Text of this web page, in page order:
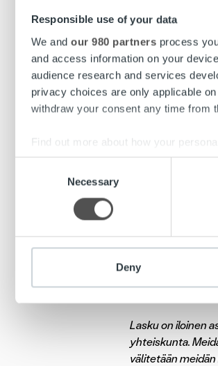
Responsible use of your data
We and our 980 partners process
and access information on your
audience research and services
privacy choices are only applicable
withdraw your consent any time from
Find out more about how your
We use cookies to personalise
information about your use of our
other information that you’ve
Necessary
Deny
nimetyistä
tiimityöskentely
Oletko
olemassa olevia
Hakemuksen
hakemuksen
Lue koko ilmoitus»
Lasku on iloinen
yhteiskunta.
välitetään